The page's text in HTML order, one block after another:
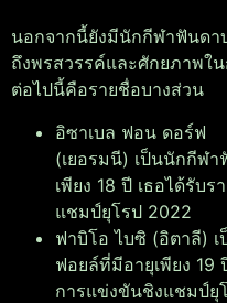
นอกจากนี้ยังมีนักกีฬาฟันด
ถึงพรสวรรค์และศักยภาพใ
ต่อไปนี้คือรายชื่อบางส่วน
อิซาเบล ฟอน ดอร์ฟ
(เยอรมนี) เป็นนักกีฬ
เพียง 18 ปี เธอได้รับ
แชมป์ยุโรป 2022
ฟาบิโอ ไบซิ (อิตาลี)
ฟอยล์ที่มีอายุเพียง 19
การแข่งขันชิงแชมป์ยุ